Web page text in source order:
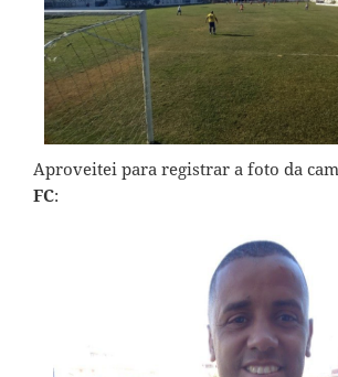
Aproveitei para registrar a foto da
FC: